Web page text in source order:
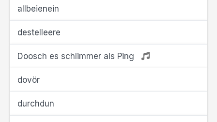
allbeienein
destelleere
Doosch es schlimmer als Ping
dovör
durchdun